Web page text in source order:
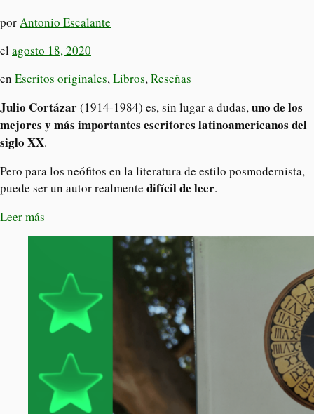
porAntonio Escalante
el agosto 18, 2020
en Escritos originales,Libros,Reseñas
Julio Cortázar(1914-1984) es, sin lugar a dudas,uno de los
mejores y más importantes escritores latinoamericanos del
siglo XX.
Pero para los neófitos en la literatura de estilo posmodernista,
puede ser un autor realmente difícil de leer.
Leer más